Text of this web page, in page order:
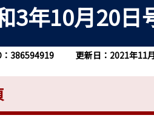
3年10月20日
386594919 更新日：2021年11